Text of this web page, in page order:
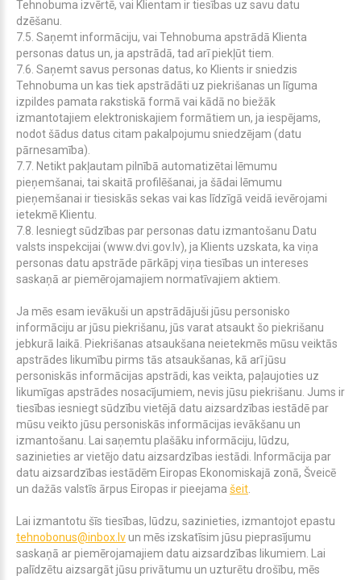
Tehnobuma izvērtē, vai Klientam ir tiesības uz savu datu
dzēšanu.
7.5. Saņemt informāciju, vai Tehnobuma apstrādā Klienta
personas datus un, ja apstrādā, tad arī piekļūt tiem.
7.6. Saņemt savus personas datus, ko Klients ir sniedzis
Tehnobuma un kas tiek apstrādāti uz piekrišanas un līguma
izpildes pamata rakstiskā formā vai kādā no biežāk
izmantotajiem elektroniskajiem formātiem un, ja iespējams,
nodot šādus datus citam pakalpojumu sniedzējam (datu
pārnesamība).
7. 7 . Netikt pakļautam pilnībā automatizētai lēmumu
pieņemšanai, tai skaitā profilēšanai, ja šādai lēmumu
pieņemšanai ir tiesiskās sekas vai kas līdzīgā veidā ievērojami
ietekmē Klientu.
7.8.
Iesniegt sūdzības par personas datu izmantošanu Datu
valsts inspekcijai (www.dvi.gov.lv), ja Klients uzskata, ka viņa
personas datu apstrāde pārkāpj viņa tiesības un intereses
saskaņā ar piemērojamajiem normatīvajiem aktiem.
Ja mēs esam ievākuši un apstrādājuši jūsu personisko
informāciju ar jūsu piekrišanu, jūs varat atsaukt šo piekrišanu
jebkurā laikā. Piekrišanas atsaukšana neietekmēs mūsu veiktās
apstrādes likumību pirms tās atsaukšanas, kā arī jūsu
personiskās informācijas apstrādi, kas veikta, paļaujoties uz
likumīgas apstrādes nosacījumiem, nevis jūsu piekrišanu. Jums ir
tiesības iesniegt sūdzību vietējā datu aizsardzības iestādē par
mūsu veikto jūsu personiskās informācijas ievākšanu un
izmantošanu. Lai saņemtu plašāku informāciju, lūdzu,
sazinieties ar vietējo datu aizsardzības iestādi. Informācija par
datu aizsardzības iestādēm Eiropas Ekonomiskajā zonā, Šveicē
un dažās valstīs ārpus Eiropas ir pieejama šeit
Lai izmantotu šīs tiesības, lūdzu, sazinieties, izmantojot epastu
tehnobonus@inbox.lvun mēs izskatīsim jūsu pieprasījumu
saskaņā ar piemērojamajiem datu aizsardzības likumiem. Lai
palīdzētu aizsargāt jūsu privātumu un uzturētu drošību, mēs